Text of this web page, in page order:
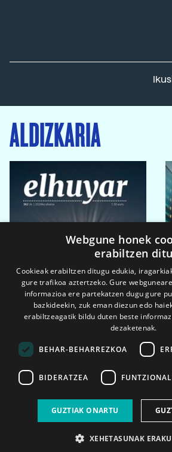
ALDIZKARIA
2026ko eka. 1a
Webgune honek
erabiltzen ditu
Cookieak erabiltzen ditugu edukia,
gure trafikoa aztertzeko. Gure
informazioa ere partekatzen dugu gure
bazkideekin, zuk eman diezun edo
erabiltzeagatik bildu duten beste
dezaketenak.
BEHAR-BEHARREZKOA
BIDERATZEA
GUZTIAK ONARTU
XEHETASUNAK